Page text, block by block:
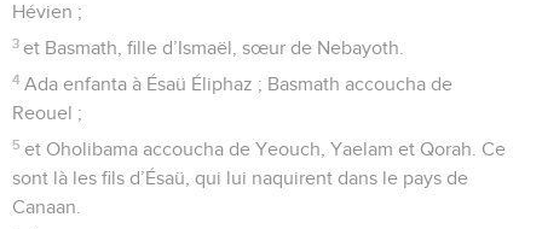
Hévien ;
3 et Basmath, fille d’Ismaël, sœur de Nebayoth.
4 Ada enfanta à Ésaü Éliphaz ; Basmath accoucha de
Reouel ;
5 et Oholibama accoucha de Yeouch, Yaelam et Qorah. Ce
sont là les fils d’Ésaü, qui lui naquirent dans le pays de
Canaan.